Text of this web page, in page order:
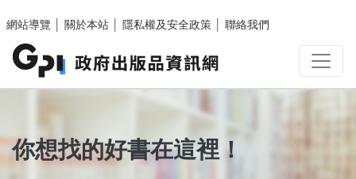
網站導覽
關於本站 隱私權及安全政策 聯絡我們
你想找的好書在這裡！